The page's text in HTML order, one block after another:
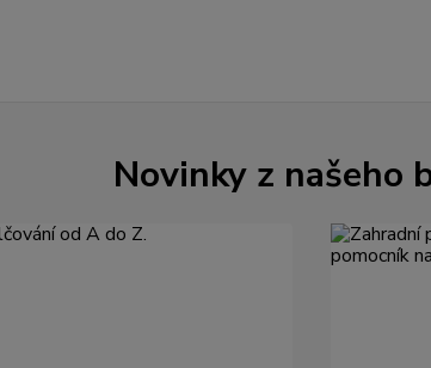
Novinky z našeho